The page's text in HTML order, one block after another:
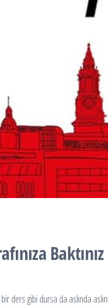
Baktınız
ders gibi dursa da aslında